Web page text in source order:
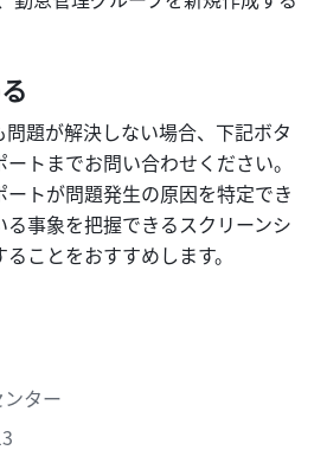
題が解決しない場合、下記ボタ
トまでお問い合わせください。
トが問題発生の原因を特定でき
事象を把握できるスクリーンシ
ことをおすすめします。
ター